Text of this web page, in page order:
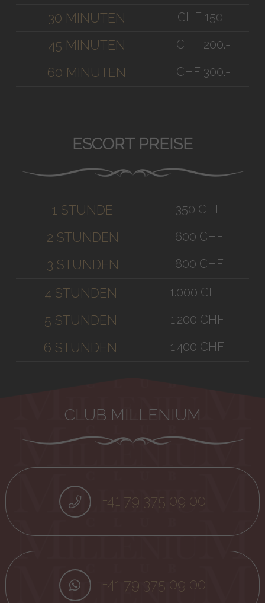
30 MINUTEN CHF 150.-
45 MINUTEN CHF 200.-
60 MINUTEN CHF 300.-
ESCORT PREISE
1 STUNDE 350 CHF
2 STUNDEN 600 CHF
3 STUNDEN 800 CHF
4 STUNDEN 1.000 CHF
5 STUNDEN 1.200 CHF
6 STUNDEN 1.400 CHF
CLUB MILLENIUM
+41 79 375 09 00
+41 79 375 09 00